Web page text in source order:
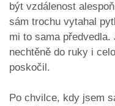
být vzdálenost
sám trochu vytahal
mi to sama
nechtěně do ruky i
poskočil.
Po chvilce, kdy jsem